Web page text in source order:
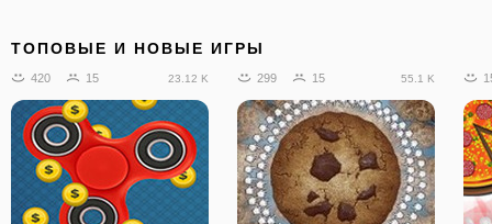
ТОПОВЫЕ И НОВЫЕ ИГРЫ
420 15 23.12 K 299 15 55.1 K